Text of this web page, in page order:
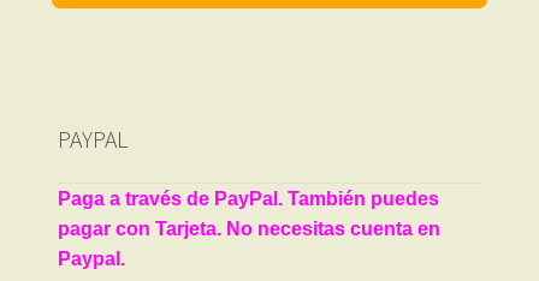
PAYPAL
Paga a través de PayPal. También puedes
pagar con Tarjeta. No necesitas cuenta en
Paypal.